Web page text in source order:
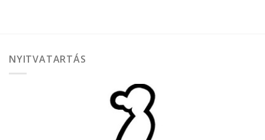
NYITVATARTÁS